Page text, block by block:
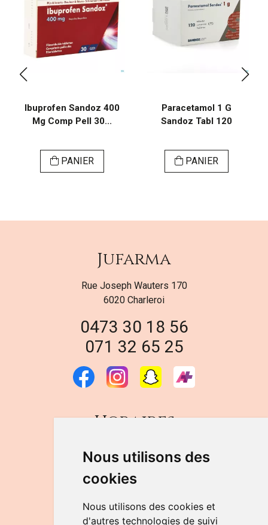
Nous utilisons des
cookies
Nous utilisons des cookies et
d'autres technologies de suivi
Ibuprofen Sandoz 400
Mg Comp Pell 30...
PANIER
Paracetamol 1 G
Sandoz Tabl 120
PANIER
Jufarma
Rue Joseph Wauters 170
6020 Charleroi
0473 30 18 56
071 32 65 25
Horaires
DU LUNDI AU VENDREDI
de 9h à 12h30 et de 14h à 18h
LE SAMEDI
de 9h à 12h30